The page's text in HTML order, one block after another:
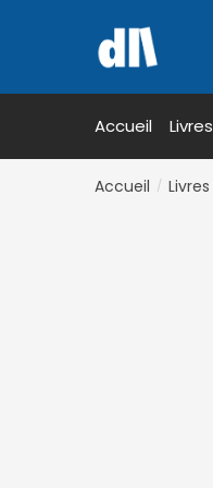
Accueil Livres
Accueil / Livres